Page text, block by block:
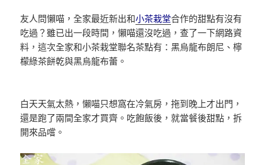
友人問懶喵，全家最近新出和小茶栽堂合作的甜點有沒有
吃過？雖已出一段時間，懶喵還沒吃過，查了一下網路資
料，這次全家和小茶栽堂聯名茶點有：黑烏龍布朗尼、檸
檬綠茶餅乾與黑烏龍布蕾。
白天天氣太熱，懶喵只想窩在冷氣房，拖到晚上才出門，
還是跑了兩間全家才買齊。吃飽飯後，就當餐後甜點，拆
開來品嚐。